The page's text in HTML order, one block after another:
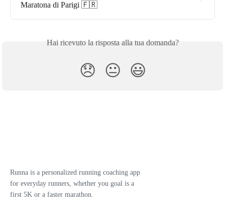
Maratona di Parigi 🇫🇷
Hai ricevuto la risposta alla tua domanda?
😞 😐 😃
Runna is a personalized running coaching app
for everyday runners, whether you goal is a
first 5K or a faster marathon.